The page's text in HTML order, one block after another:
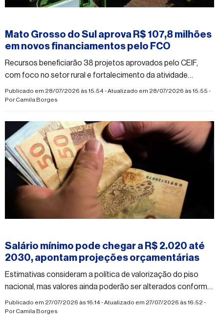
Mato Grosso do Sul aprova R$ 107,8 milhões
em novos financiamentos pelo FCO
Recursos beneficiarão 38 projetos aprovados pelo CEIF,
com foco no setor rural e fortalecimento da atividade
produtiva em diversas regiões do Estado
Publicado em 28/07/2026 às 15:54 - Atualizado em 28/07/2026 às 15:55 -
PorCamila Borges
Salário mínimo pode chegar a R$ 2.020 até
2030, apontam projeções orçamentárias
Estimativas consideram a política de valorização do piso
nacional, mas valores ainda poderão ser alterados conforme
inflação, crescimento da economia e regras fiscais
Publicado em 27/07/2026 às 16:14 - Atualizado em 27/07/2026 às 16:52 -
PorCamila Borges